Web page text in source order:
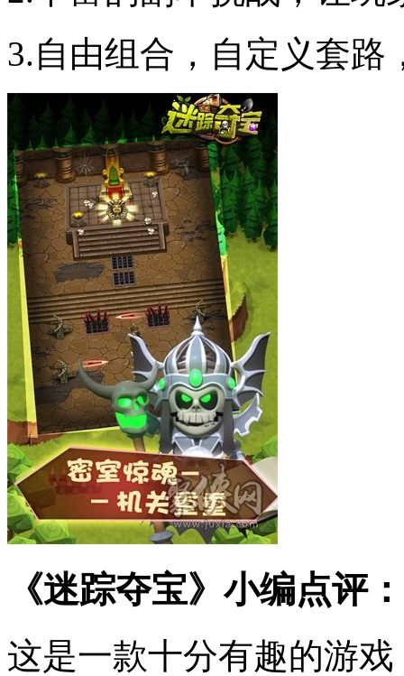
3.自由组合，自定义套路
《迷踪夺宝》小编点评：
这是一款十分有趣的游